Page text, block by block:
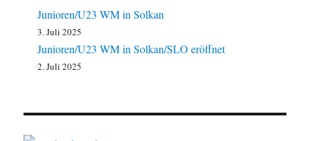
Junioren/U23 WM in Solkan
3. Juli 2025
Junioren/U23 WM in Solkan/SLO eröffnet
2. Juli 2025